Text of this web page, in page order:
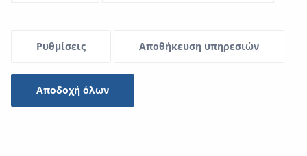
Ρυθμίσεις Αποθήκευση υπηρεσιών
Αποδοχή όλων